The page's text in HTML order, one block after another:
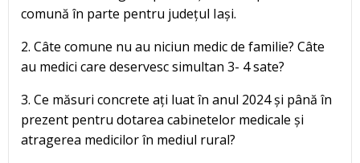
comună în parte pentru județul Iași.
2. Câte comune nu au niciun medic de familie? Câte
au medici care deservesc simultan 3- 4 sate?
3. Ce măsuri concrete ați luat în anul 2024 și până în
prezent pentru dotarea cabinetelor medicale și
atragerea medicilor în mediul rural?